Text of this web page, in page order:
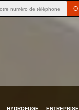
HYDROFUGE
ENTREPRISE